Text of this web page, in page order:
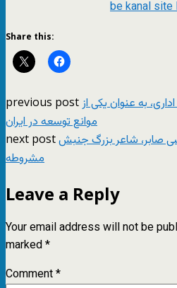
Share this:
previous post به عنوان یکی از
موانع توسعه در ایران
next postصابر، شاعر بزرگ جنبش
مشروطه
Leave a Reply
Your email address will not be
marked*
Comment*